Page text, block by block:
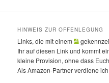
HINWEIS ZUR OFFENLEGUNG
Links, die mit einem
Ihr auf diesen Link und kommt
kleine Provision, ohne dass
Als Amazon-Partner verdiene